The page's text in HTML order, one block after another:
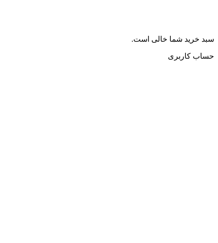
سبد خرید شما خالی است.
حساب کاربری